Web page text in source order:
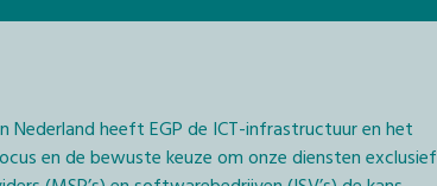
Nederland heeft EGP de ICT-infrastructuur en het
en de bewuste keuze om onze diensten exclusief